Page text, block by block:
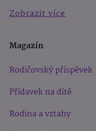
Zobrazit více
Magazín
Rodičovský příspěvek
Přídavek na dítě
Rodina a vztahy